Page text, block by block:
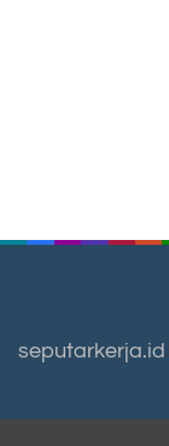
seputarkerja.id